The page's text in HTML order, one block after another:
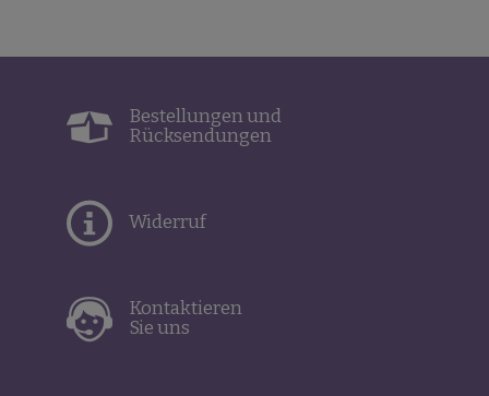
Bestellungen und
Rücksendungen
Widerruf
Kontaktieren
Sie uns